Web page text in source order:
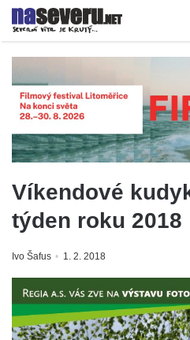
Víkendové
týden roku 2018
Ivo Šafus 1. 2. 2018